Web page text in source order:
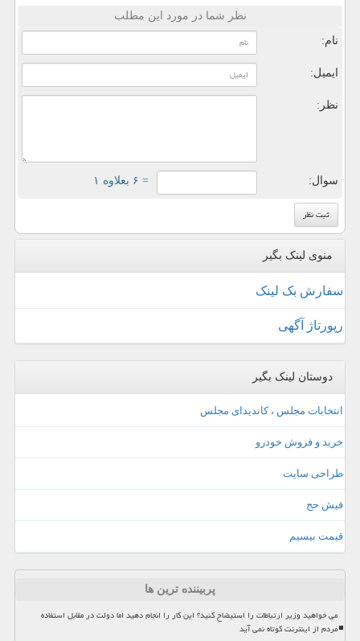
نظر شما در مورد این مطلب
نام:
ایمیل:
نظر:
سوال: = ۶ بعلاوه ۱
منوی لینک بگیر
سفارش بک لینک
رپورتاژ آگهی
دوستان لینک بگیر
انتخابات مجلس ، کاندیدای مجلس
خرید و فروش خودرو
طراحی سایت
فیش حج
قیمت بیسیم
پربیننده ترین ها
می خواهید وزیر ارتباطات را استیضاح کنید؟ این کار را انجام دهید اما دولت در مقابل استفاده
مردم از اینترنت کوتاه نمی آید